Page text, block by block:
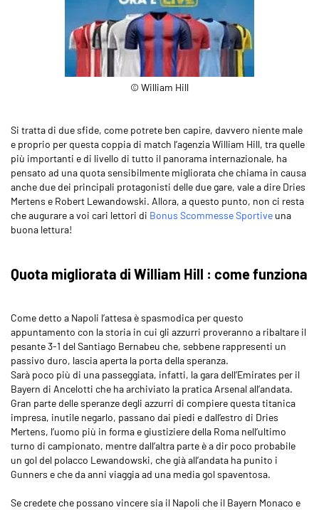
© William Hill
Si tratta di due sfide, come potrete ben capire, davvero niente male
e proprio per questa coppia di match l’agenzia William Hill, tra quelle
più importanti e di livello di tutto il panorama internazionale, ha
pensato ad una quota sensibilmente migliorata che chiama in causa
anche due dei principali protagonisti delle due gare, vale a dire Dries
Mertens e Robert Lewandowski. Allora, a questo punto, non ci resta
che augurare a voi cari lettori di Bonus Scommesse Sportive una
buona lettura!
Quota migliorata di William Hill : come funziona
Come detto a Napoli l’attesa è spasmodica per questo
appuntamento con la storia in cui gli azzurri proveranno a ribaltare il
pesante 3-1 del Santiago Bernabeu che, sebbene rappresenti un
passivo duro, lascia aperta la porta della speranza.
Sarà poco più di una passeggiata, infatti, la gara dell’Emirates per il
Bayern di Ancelotti che ha archiviato la pratica Arsenal all’andata.
Gran parte delle speranze degli azzurri di compiere questa titanica
impresa, inutile negarlo, passano dai piedi e dall’estro di Dries
Mertens, l’uomo più in forma e giustiziere della Roma nell’ultimo
turno di campionato, mentre dall’altra parte è a dir poco probabile
un gol del polacco Lewandowski, che già all’andata ha punito i
Gunners e che da anni viaggia ad una media gol spaventosa.
Se credete che possano vincere sia il Napoli che il Bayern Monaco e